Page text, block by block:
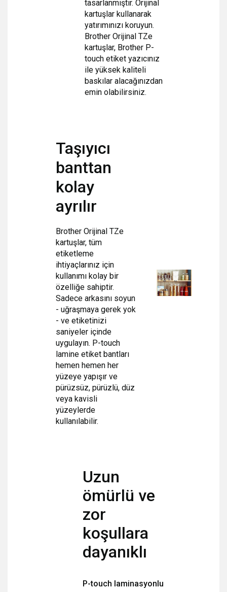
tasarlanmıştır. Orijinal
kartuşlar kullanarak
yatırımınızı koruyun.
Brother Orijinal TZe
kartuşlar, Brother P-
touch etiket yazıcınız
ile yüksek kaliteli
baskılar alacağınızdan
emin olabilirsiniz.
Taşıyıcı
banttan
kolay
ayrılır
Brother Orijinal TZe
kartuşlar, tüm
etiketleme
ihtiyaçlarınız için
kullanımı kolay bir
özelliğe sahiptir.
Sadece arkasını soyun
- uğraşmaya gerek yok
- ve etiketinizi
saniyeler içinde
uygulayın. P-touch
lamine etiket bantları
hemen hemen her
yüzeye yapışır ve
pürüzsüz, pürüzlü, düz
veya kavisli
yüzeylerde
kullanılabilir.
Uzun
ömürlü ve
zor
koşullara
dayanıklı
P-touch laminasyonlu